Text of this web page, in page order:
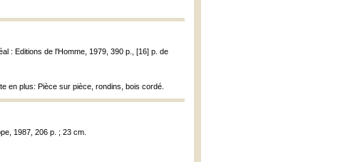
: Editions de l'Homme, 1979, 390 p., [16] p. de
en plus: Pièce sur pièce, rondins, bois cordé.
1987, 206 p. ; 23 cm.